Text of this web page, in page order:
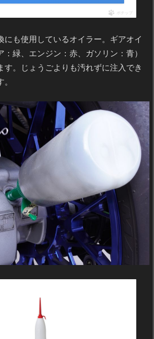
ポチップ
にも使用しているオイラー。ギアオイ
：緑、エンジン：赤、ガソリン：青）
す。じょうごよりも汚れずに注入でき